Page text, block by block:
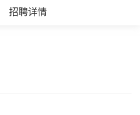
招聘详情